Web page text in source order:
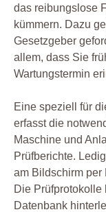
das reibungslose
kümmern. Dazu
Gesetzgeber
allem, dass Sie
Wartungstermin
Eine speziell für
erfasst die
Maschine und
Prüfberichte.
am Bildschirm per
Die Prüfprotokolle
Datenbank